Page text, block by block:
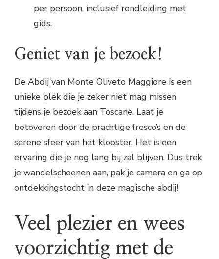
per persoon, inclusief rondleiding met
gids.
Geniet van je bezoek!
De Abdij van Monte Oliveto Maggiore is een
unieke plek die je zeker niet mag missen
tijdens je bezoek aan Toscane. Laat je
betoveren door de prachtige fresco’s en de
serene sfeer van het klooster. Het is een
ervaring die je nog lang bij zal blijven. Dus trek
je wandelschoenen aan, pak je camera en ga op
ontdekkingstocht in deze magische abdij!
Veel plezier en wees
voorzichtig met de